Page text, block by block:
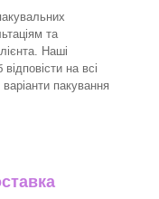
та
Наші
на всі
пакування